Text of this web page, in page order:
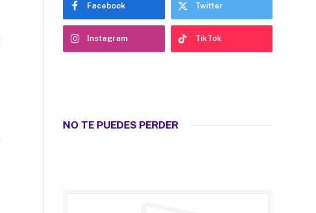
Facebook Twitter
Instagram TikTok
NO TE PUEDES PERDER